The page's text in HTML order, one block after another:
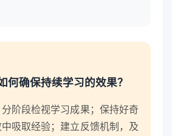
何确保持续学习的效果？
阶段检视学习成果；保持好奇
吸取经验；建立反馈机制，及